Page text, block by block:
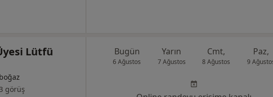
Lütfü
görüş
Bugün
6 Ağustos
Yarın
7 Ağustos
Cmt,
8 Ağustos
Paz,
9